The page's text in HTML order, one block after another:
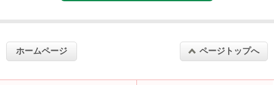
ホームページ ページトップへ